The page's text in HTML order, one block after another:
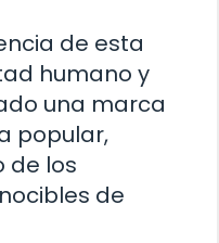
de esta
humano y
una marca
popular,
de los
de